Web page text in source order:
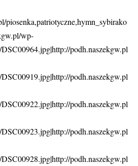
piosenka,patriotyczne,hymn_sybirako
wp-
podh.naszekgw.pl
podh.naszekgw.pl
podh.naszekgw.pl
podh.naszekgw.pl
podh.naszekgw.pl